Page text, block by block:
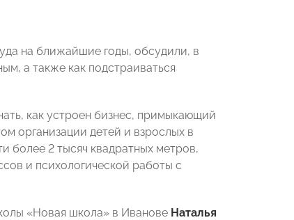
на ближайшие годы, обсудили, в
а также как подстраиваться
как устроен бизнес, примыкающий
организации детей и взрослых в
2 тысяч квадратных метров,
и психологической работы с
«Новая школа» в Иванове Наталья